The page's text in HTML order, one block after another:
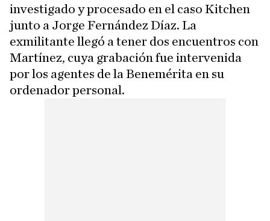
investigado y procesado en el caso Kitchen
junto a Jorge Fernández Díaz. La
exmilitante llegó a tener dos encuentros con
Martínez, cuya grabación fue intervenida
por los agentes de la Benemérita en su
ordenador personal.